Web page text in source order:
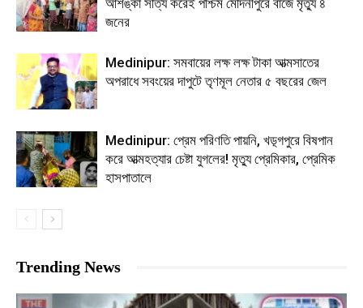
আশঙ্কা সত্যি করেই পশ্চিম মেদিনীপুরে বাজে মৃত্যু ৪
জনের
Medinipur: সমবায়ের লক্ষ লক্ষ টাকা আত্মসাতের
অপরাধে সবংয়ের দাপুটে তৃণমূল নেতার ৫ বছরের জেল
Medinipur: প্রেম পরিণতি পায়নি, খড়্গপুরে বিষপান
করে আত্মহত্যার চেষ্টা যুগলের! মৃত্যু প্রেমিকার, প্রেমিক
হাসপাতালে
Trending News